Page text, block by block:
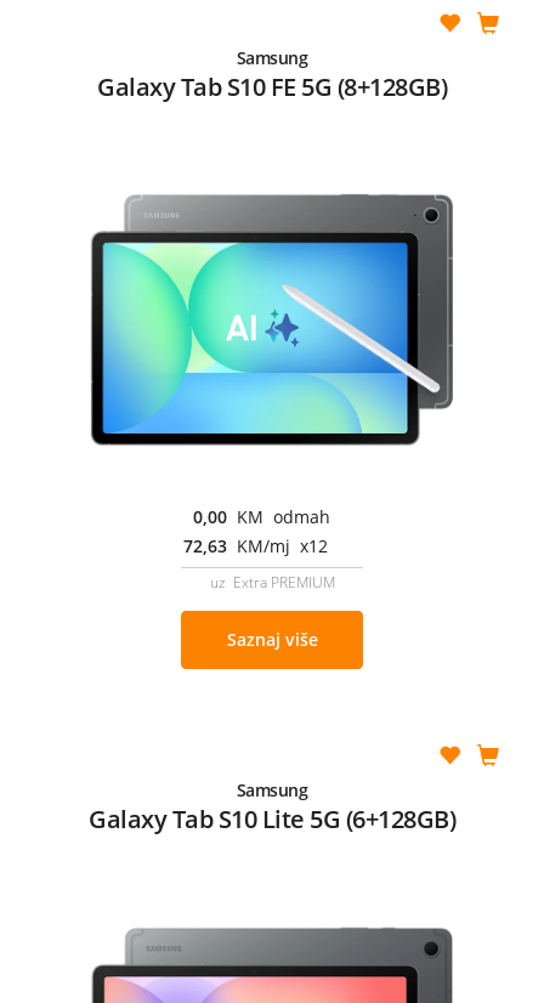
Samsung
Galaxy Tab S10 FE 5G (8+128GB)
0,00 KM odmah
72,63 KM/mj x12
uz Extra PREMIUM
Saznaj više
Samsung
Galaxy Tab S10 Lite 5G (6+128GB)